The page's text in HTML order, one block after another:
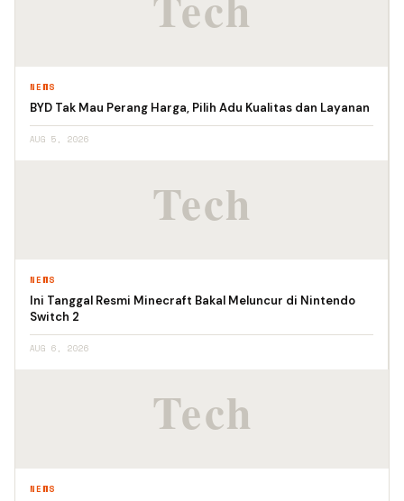
NEWS
BYD Tak Mau Perang Harga, Pilih Adu Kualitas dan Layanan
AUG 5, 2026
NEWS
Ini Tanggal Resmi Minecraft Bakal Meluncur di Nintendo
Switch 2
AUG 6, 2026
NEWS